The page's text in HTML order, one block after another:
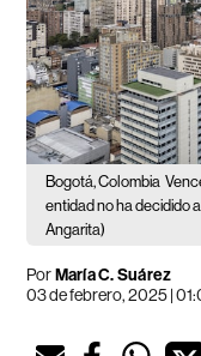
Bogotá, Colombia
entidad no ha decidido
Angarita)
PorMaría C. Suárez
03 de febrero, 2025 |